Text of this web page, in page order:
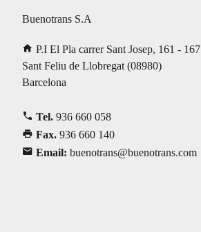
Buenotrans S.A
P.I El Pla carrer Sant Josep, 161 - 167
Sant Feliu de Llobregat (08980)
Barcelona
Tel. 936 660 058
Fax. 936 660 140
Email: buenotrans@buenotrans.com